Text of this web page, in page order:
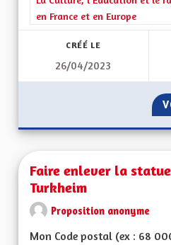
en France et en Europe
CRÉÉ LE
26/04/2023
Faire enlever la
Turkheim
Proposition anonyme
Mon Code postal (ex : 68